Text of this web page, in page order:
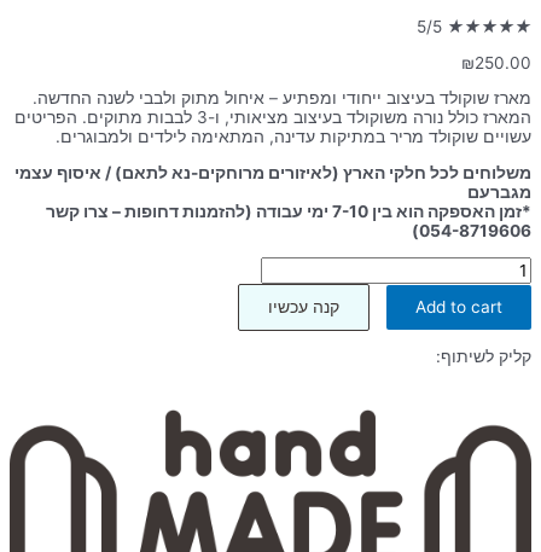
★
★
★
★
★
5/5
₪250.00
מארז שוקולד בעיצוב ייחודי ומפתיע – איחול מתוק ולבבי לשנה החדשה.
המארז כולל נורה משוקולד בעיצוב מציאותי, ו-3 לבבות מתוקים. הפריטים
עשויים שוקולד מריר במתיקות עדינה, המתאימה לילדים ולמבוגרים.
משלוחים לכל חלקי הארץ (לאיזורים מרוחקים-נא לתאם) / איסוף עצמי
מגברעם
*זמן האספקה הוא בין 7-10 ימי עבודה (להזמנות דחופות – צרו קשר
054-8719606)
שנת
אור
ואהבה
quantity
Add to cart קנה עכשיו
קליק לשיתוף: